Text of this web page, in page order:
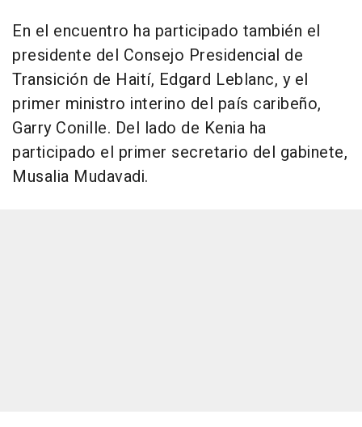
En el encuentro ha participado también el
presidente del Consejo Presidencial de
Transición de Haití, Edgard Leblanc, y el
primer ministro interino del país caribeño,
Garry Conille. Del lado de Kenia ha
participado el primer secretario del gabinete,
Musalia Mudavadi.